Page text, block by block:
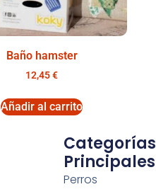
Baño hamster
12,45€
Añadir al carrito
Categorías
Principales
Perros